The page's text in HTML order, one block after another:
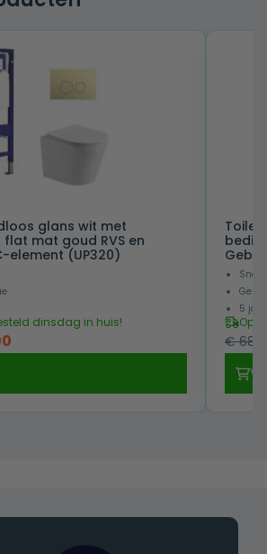
glans wit met
mat goud RVS en
element (UP320)
dinsdag in huis!
€ 587,00.
Snel
5
Op
€